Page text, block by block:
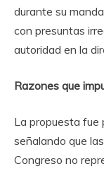
durante su
con presuntas
autoridad en la
Razones que
La propuesta fue
señalando que
Congreso no